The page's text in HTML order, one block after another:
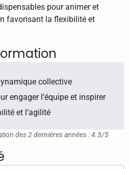
pour animer et
favorisant la flexibilité et
collective
engager l’équipe et inspirer
et l’agilité
des 2 dernières années : 4.3/5